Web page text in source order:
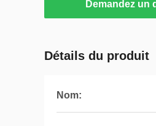
Demandez un
Détails du produit
Nom: